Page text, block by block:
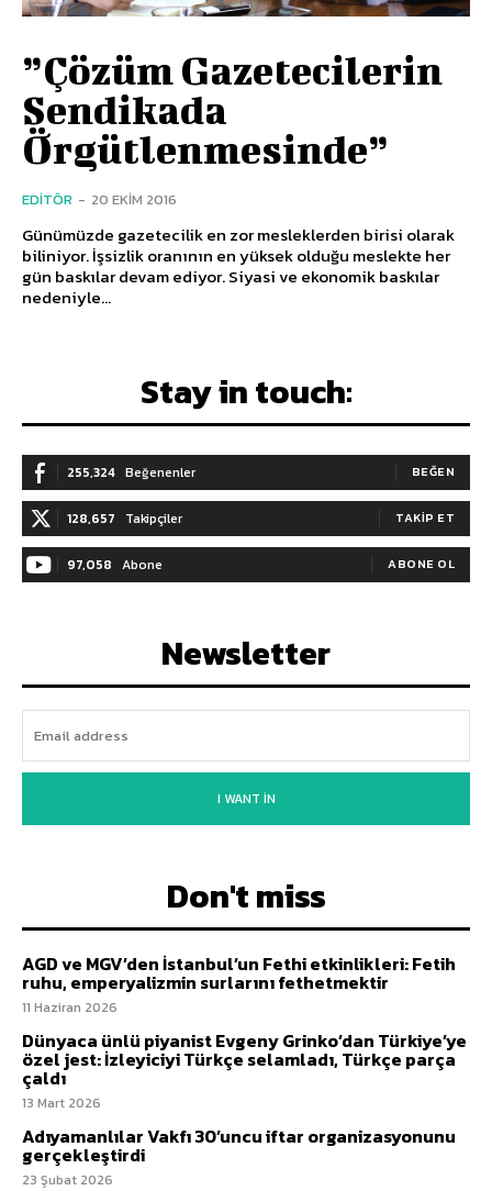
”Çözüm Gazetecilerin
Sendikada
Örgütlenmesinde”
EDITÖR - 20 EKIM 2016
Günümüzde gazetecilik en zor mesleklerden birisi olarak
biliniyor. İşsizlik oranının en yüksek olduğu meslekte her
gün baskılar devam ediyor. Siyasi ve ekonomik baskılar
nedeniyle...
Stay in touch:
255,324 Beğenenler BEĞEN
128,657 Takipçiler TAKIP ET
97,058 Abone ABONE OL
Newsletter
I WANT IN
Don't miss
AGD ve MGV’den İstanbul’un Fethi etkinlikleri: Fetih
ruhu, emperyalizmin surlarını fethetmektir
11 Haziran 2026
Dünyaca ünlü piyanist Evgeny Grinko’dan Türkiye’ye
özel jest: İzleyiciyi Türkçe selamladı, Türkçe parça
çaldı
13 Mart 2026
Adıyamanlılar Vakfı 30’uncu iftar organizasyonunu
gerçekleştirdi
23 Şubat 2026